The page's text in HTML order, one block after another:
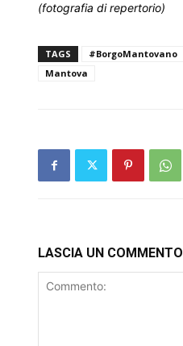
(fotografia di repertorio)
TAGS #BorgoMantovano
Mantova
LASCIA UN COMMENTO